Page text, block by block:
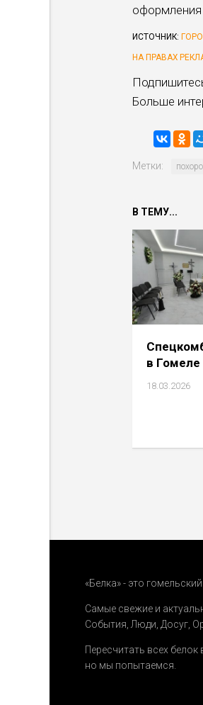
оформления
ИСТОЧНИК:
НА ПРАВАХ
Больше
Метки:
В ТЕМУ...
в Гомеле
18.03.2026
«Белка» - это
Самые свежие и
События Люди Досуг
Пересчитать всех
но мы попытаемся.